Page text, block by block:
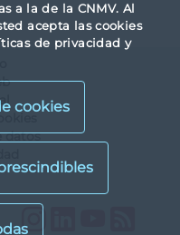
a la de la CNMV. Al
acepta las cookies
de privacidad y
cookies
datos